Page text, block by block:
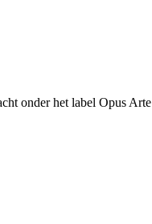
onder het label Opus Arte